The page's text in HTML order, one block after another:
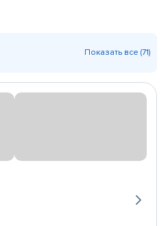
Показать все (71)